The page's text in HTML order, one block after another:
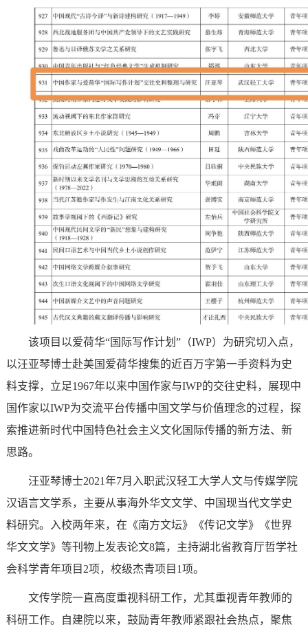
该项目以爱荷华“国际写作计划”（IWP）为研究切入点，
以汪亚琴博士赴美国爱荷华搜集的近百万字第一手资料为史
料支撑，立足1967年以来中国作家与IWP的交往史料，展现中
国作家以IWP为交流平台传播中国文学与价值理念的过程，探
索推进新时代中国特色社会主义文化国际传播的新方法、新
思路。
汪亚琴博士2021年7月入职武汉轻工大学人文与传媒学院
汉语言文学系，主要从事海外华文文学、中国现当代文学史
料研究。入校两年来，在《南方文坛》《传记文学》《世界
华文文学》等刊物上发表论文8篇，主持湖北省教育厅哲学社
会科学青年项目2项，校级杰青项目1项。
文传学院一直高度重视科研工作，尤其重视青年教师的
科研工作。自建院以来，鼓励青年教师紧跟社会热点，聚焦